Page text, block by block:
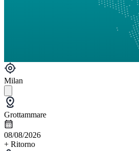
Milan
Grottammare
08/08/2026
+ Ritorno